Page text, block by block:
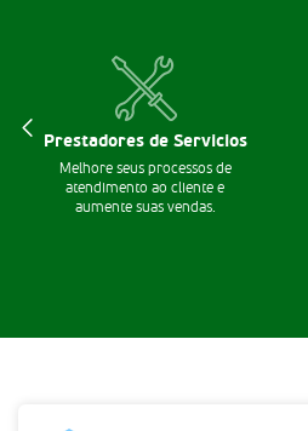
Prestadores de Servicios
Melhore seus processos de
atendimento ao cliente e
aumente suas vendas.